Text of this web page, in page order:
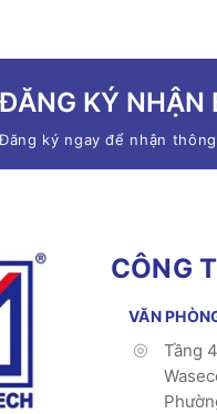
ĐĂNG KÝ NHẬN
Đăng ký ngay để nhận
CÔNG
VĂN
Tầng